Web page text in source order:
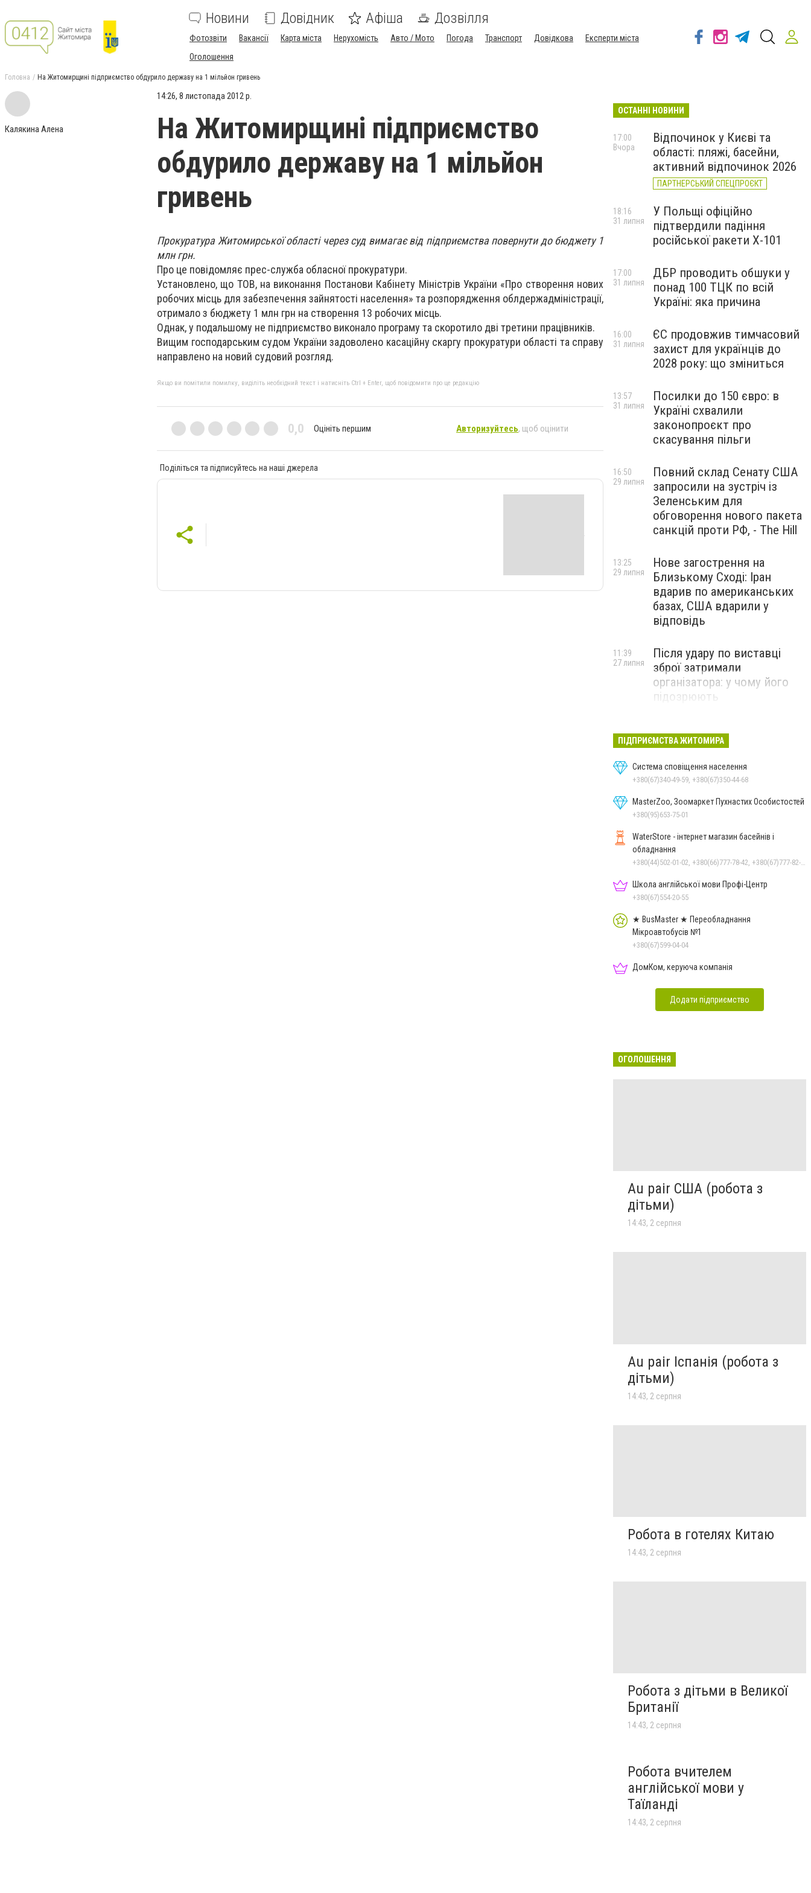
Новини Довідник Афіша Дозвілля
Фотозвіти Вакансії Карта міста Нерухомість Авто / Мото Погода Транспорт Довідкова
Експерти міста
Оголошення
Головна На Житомирщині підприємство обдурило державу на 1 мільйон гривень
Калякина Алена
14:26, 8 листопада 2012 р.
На Житомирщині підприємство
обдурило державу на 1 мільйон
гривень
Прокуратура Житомирської області через суд вимагає від підприємства повернути до бюджету 1
млн грн.
Про це повідомляє прес-служба обласної прокуратури.
Установлено, що ТОВ, на виконання Постанови Кабінету Міністрів України «Про створення нових
робочих місць для забезпечення зайнятості населення» та розпорядження облдержадміністрації,
отримало з бюджету 1 млн грн на створення 13 робочих місць.
Однак, у подальшому не підприємство виконало програму та скоротило дві третини працівників.
Вищим господарським судом України задоволено касаційну скаргу прокуратури області та справу
направлено на новий судовий розгляд.
Якщо ви помітили помилку, виділіть необхідний текст і натисніть Ctrl + Enter, щоб повідомити про це редакцію
0,0 Оцініть першим Авторизуйтесь, щоб оцінити
Поділіться та підписуйтесь на наші джерела
ОСТАННІ НОВИНИ
Відпочинок у Києві та
області: пляжі, басейни,
активний відпочинок 2026
ПАРТНЕРСЬКИЙ СПЕЦПРОЄКТ
17:00
Вчора
У Польщі офіційно
підтвердили падіння
російської ракети Х-101
18:16
31 липня
ДБР проводить обшуки у
понад 100 ТЦК по всій
Україні: яка причина
17:00
31 липня
ЄС продовжив тимчасовий
захист для українців до
2028 року: що зміниться
16:00
31 липня
Посилки до 150 євро: в
Україні схвалили
законопроєкт про
скасування пільги
13:57
31 липня
Повний склад Сенату США
запросили на зустріч із
Зеленським для
обговорення нового пакета
санкцій проти РФ, - The Hill
16:50
29 липня
Нове загострення на
Близькому Сході: Іран
вдарив по американських
базах, США вдарили у
відповідь
13:25
29 липня
Після удару по виставці
зброї затримали
організатора: у чому його
підозрюють
11:39
27 липня
ПІДПРИЄМСТВА ЖИТОМИРА
Система сповіщення населення
+380(67)340-49-59, +380(67)350-44-68
MasterZoo, Зоомаркет Пухнастих Особистостей
+380(95)653-75-01
WaterStore - інтернет магазин басейнів і
обладнання
+380(44)502-01-02, +380(66)777-78-42, +380(67)777-82-19, +380(67)890-80-80, +380(73)890-80-80, +380(44)502-01-03
Школа англійської мови Профі-Центр
+380(67)554-20-55
★ BusMaster ★ Переобладнання
Мікроавтобусів №1
+380(67)599-04-04
ДомКом, керуюча компанія
Додати підприємство
ОГОЛОШЕННЯ
Au pair США (робота з
дітьми)
14:43, 2 серпня
Au pair Іспанія (робота з
дітьми)
14:43, 2 серпня
Робота в готелях Китаю
14:43, 2 серпня
Робота з дітьми в Великої
Британії
14:43, 2 серпня
Робота вчителем
англійської мови у
Таїланді
14:43, 2 серпня